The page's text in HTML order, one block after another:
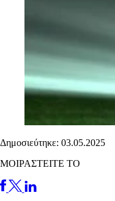
Δημοσιεύτηκε: 03.05.2025
ΜΟΙΡΑΣΤΕΙΤΕ ΤΟ